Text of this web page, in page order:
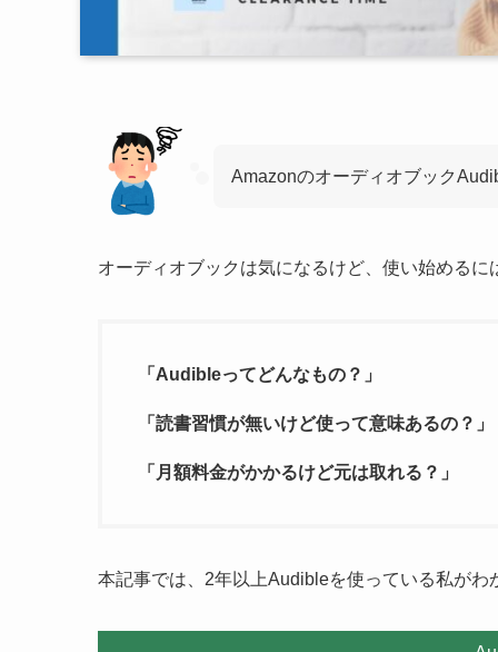
Amazonのオーディオブック
オーディオブックは気になるけど、使い始めるに
「Audibleってどんなもの？」
「読書習慣が無いけど使って意味あるの？」
「月額料金がかかるけど元は取れる？」
本記事では、2年以上Audibleを使っている私がわ